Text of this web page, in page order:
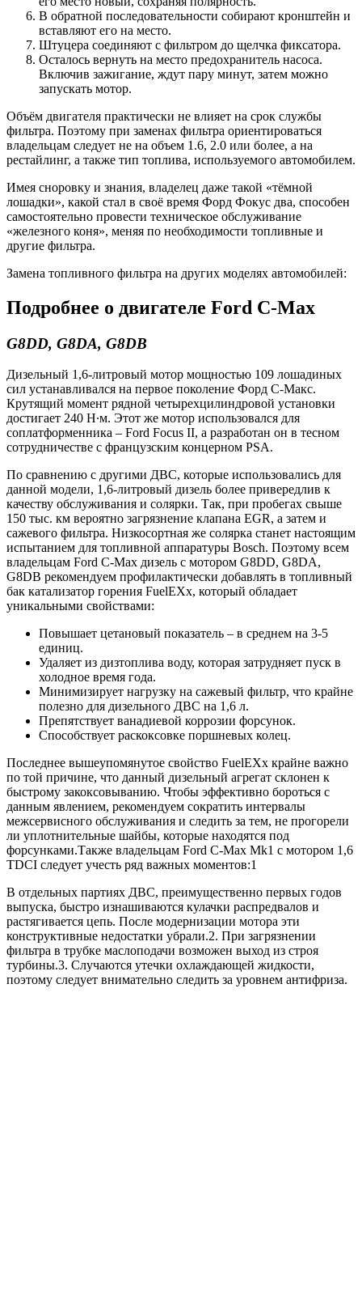
В обратной последовательности собирают кронштейн и
вставляют его на место.
Штуцера соединяют с фильтром до щелчка фиксатора.
Осталось вернуть на место предохранитель насоса.
Включив зажигание, ждут пару минут, затем можно
запускать мотор.
Объём двигателя практически не влияет на срок службы
фильтра. Поэтому при заменах фильтра ориентироваться
владельцам следует не на объем 1.6, 2.0 или более, а на
рестайлинг, а также тип топлива, используемого автомобилем.
Имея сноровку и знания, владелец даже такой «тёмной
лошадки», какой стал в своё время Форд Фокус два, способен
самостоятельно провести техническое обслуживание
«железного коня», меняя по необходимости топливные и
другие фильтра.
Замена топливного фильтра на других моделях автомобилей:
Подробнее о двигателе Ford C-Max
G8DD, G8DA, G8DB
Дизельный 1,6-литровый мотор мощностью 109 лошадиных
сил устанавливался на первое поколение Форд С-Макс.
Крутящий момент рядной четырехцилиндровой установки
достигает 240 Н∙м. Этот же мотор использовался для
соплатформенника – Ford Focus II, а разработан он в тесном
сотрудничестве с французским концерном PSA.
По сравнению с другими ДВС, которые использовались для
данной модели, 1,6-литровый дизель более привередлив к
качеству обслуживания и солярки. Так, при пробегах свыше
150 тыс. км вероятно загрязнение клапана EGR, а затем и
сажевого фильтра. Низкосортная же солярка станет настоящим
испытанием для топливной аппаратуры Bosch. Поэтому всем
владельцам Ford C-Max дизель с мотором G8DD, G8DA,
G8DB рекомендуем профилактически добавлять в топливный
бак катализатор горения FuelEXx, который обладает
уникальными свойствами:
Повышает цетановый показатель – в среднем на 3-5
единиц.
Удаляет из дизтоплива воду, которая затрудняет пуск в
холодное время года.
Минимизирует нагрузку на сажевый фильтр, что крайне
полезно для дизельного ДВС на 1,6 л.
Препятствует ванадиевой коррозии форсунок.
Способствует раскоксовке поршневых колец.
Последнее вышеупомянутое свойство FuelEXx крайне важно
по той причине, что данный дизельный агрегат склонен к
быстрому закоксовыванию. Чтобы эффективно бороться с
данным явлением, рекомендуем сократить интервалы
межсервисного обслуживания и следить за тем, не прогорели
ли уплотнительные шайбы, которые находятся под
форсунками.Также владельцам Ford C-Max Mk1 с мотором 1,6
TDCI следует учесть ряд важных моментов:1
В отдельных партиях ДВС, преимущественно первых годов
выпуска, быстро изнашиваются кулачки распредвалов и
растягивается цепь. После модернизации мотора эти
конструктивные недостатки убрали.2. При загрязнении
фильтра в трубке маслоподачи возможен выход из строя
турбины.3. Случаются утечки охлаждающей жидкости,
поэтому следует внимательно следить за уровнем антифриза.